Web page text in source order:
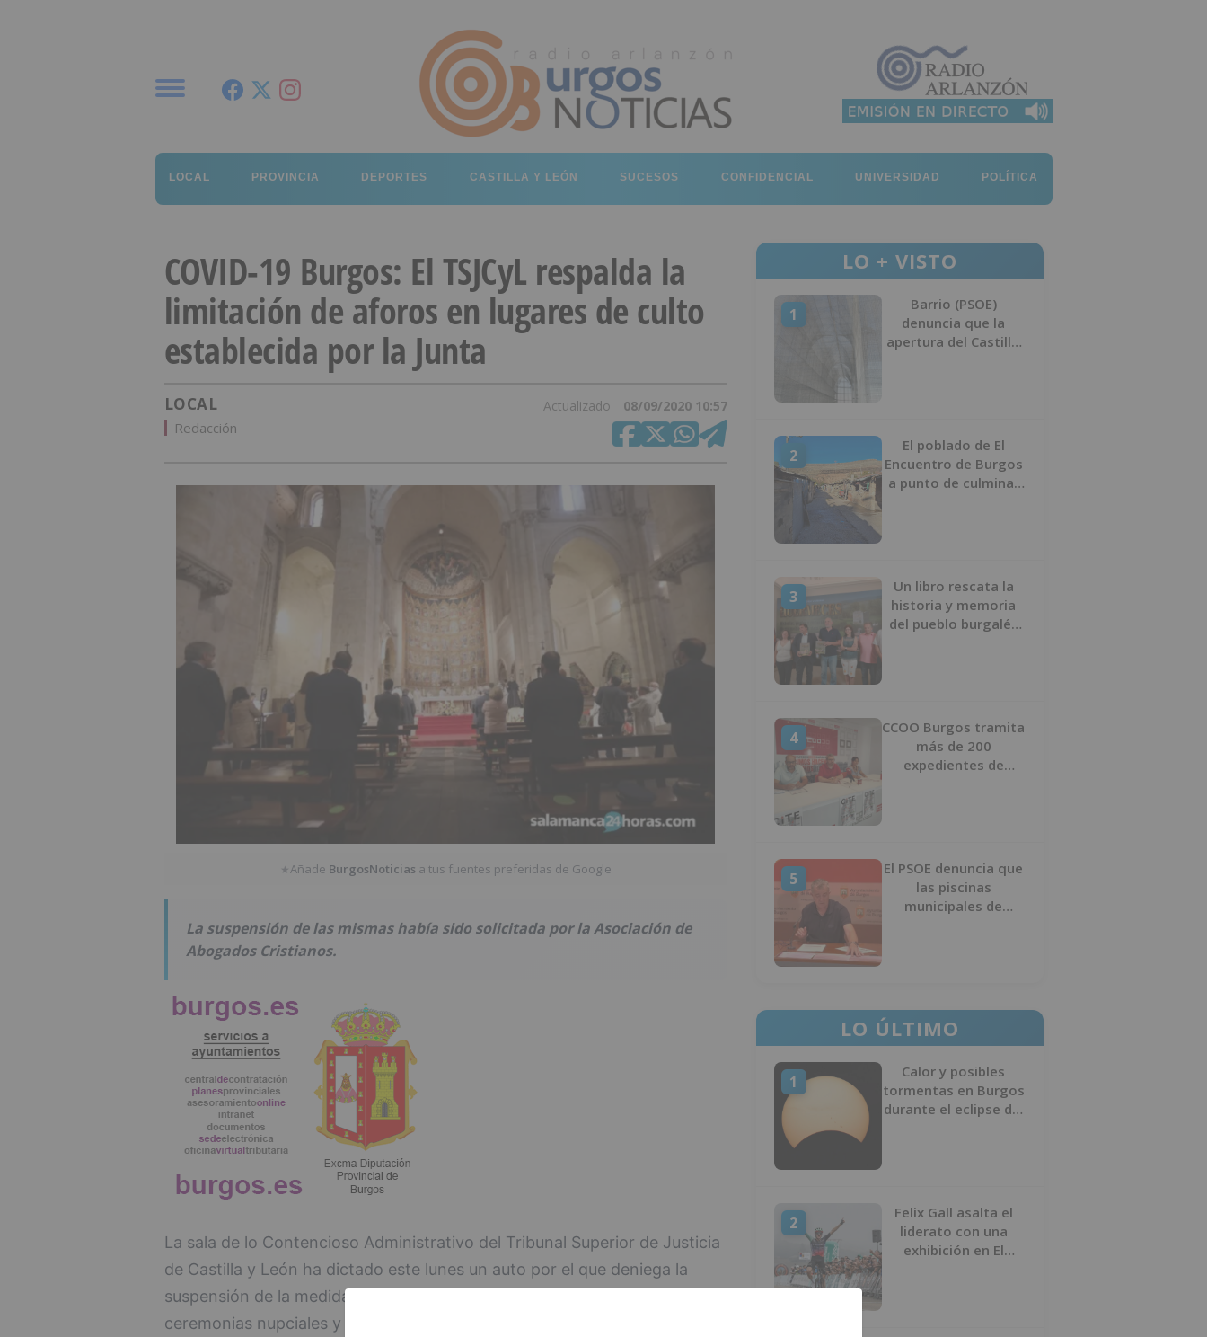
LOCAL PROVINCIA DEPORTES CASTILLA Y LEÓN SUCESOS CONFIDENCIAL UNIVERSIDAD POLÍTICA
COVID-19 Burgos: El TSJCyL respalda la
limitación de aforos en lugares de culto
establecida por la Junta
LOCAL Actualizado 08/09/2020 10:57
Redacción
★Añade BurgosNoticias a tus fuentes preferidas de Google
La suspensión de las mismas había sido solicitada por la Asociación de
Abogados Cristianos.
La sala de lo Contencioso Administrativo del Tribunal Superior de Justicia
de Castilla y León ha dictado este lunes un auto por el que deniega la
suspensión de la medida de limitación de aforos en los lugares de culto,
ceremonias nupciales y otras celebraciones religiosas o civiles
LO + VISTO
1
Barrio (PSOE)
denuncia que la
apertura del Castillo
2
El poblado de El
Encuentro de Burgos
a punto de culminar
3
Un libro rescata la
historia y memoria
del pueblo burgalés
4
CCOO Burgos tramita
más de 200
expedientes de
5
El PSOE denuncia que
las piscinas
municipales de
LO ÚLTIMO
1
Calor y posibles
tormentas en Burgos
durante el eclipse del
2
Felix Gall asalta el
liderato con una
exhibición en El